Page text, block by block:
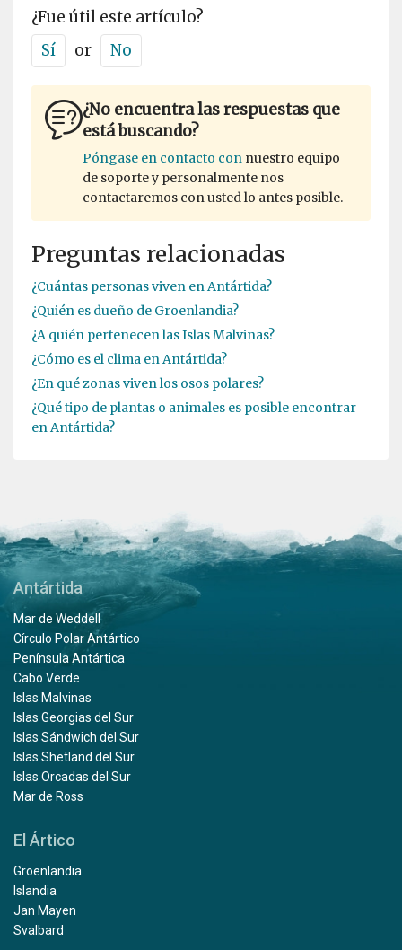
¿Fue útil este artículo?
Sí
or No
¿No encuentra las respuestas que
está buscando?
Póngase en contacto con nuestro equipo
de soporte y personalmente nos
contactaremos con usted lo antes posible.
Preguntas relacionadas
¿Cuántas personas viven en Antártida?
¿Quién es dueño de Groenlandia?
¿A quién pertenecen las Islas Malvinas?
¿Cómo es el clima en Antártida?
¿En qué zonas viven los osos polares?
¿Qué tipo de plantas o animales es posible encontrar
en Antártida?
Antártida
Mar de Weddell
Círculo Polar Antártico
Península Antártica
Cabo Verde
Islas Malvinas
Islas Georgias del Sur
Islas Sándwich del Sur
Islas Shetland del Sur
Islas Orcadas del Sur
Mar de Ross
El Ártico
Groenlandia
Islandia
Jan Mayen
Svalbard